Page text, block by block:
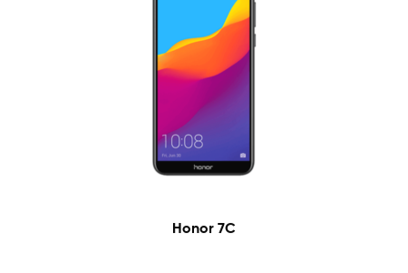
Honor 7C